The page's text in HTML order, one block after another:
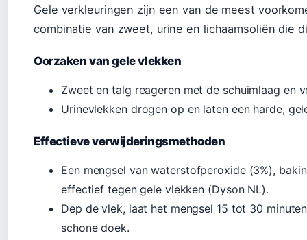
Gele verkleuringen zijn een van de meest
combinatie van zweet, urine en lichaamsoliën die
Oorzaken van gele vlekken
Zweet en talg reageren met de schuimlaag en
Urinevlekken drogen op en laten een harde,
Effectieve verwijderingsmethoden
Een mengsel van waterstofperoxide (3%),
effectief tegen gele vlekken (Dyson NL).
Dep de vlek, laat het mengsel 15 tot 30
schone doek.